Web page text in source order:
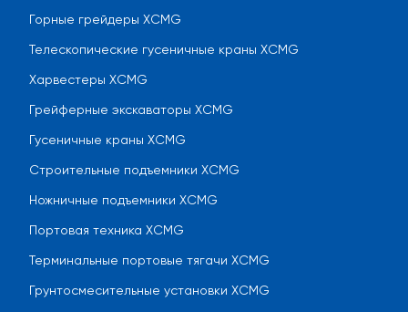
Горные грейдеры XCMG
Телескопические гусеничные краны XCMG
Харвестеры XCMG
Грейферные экскаваторы XCMG
Гусеничные краны XCMG
Строительные подъемники XCMG
Ножничные подъемники XCMG
Портовая техника XCMG
Терминальные портовые тягачи XCMG
Грунтосмесительные установки XCMG